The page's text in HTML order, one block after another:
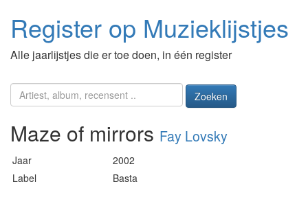
Register op Muzieklijstjes
Alle jaarlijstjes die er toe doen, in één register
Zoeken
Maze of mirrors Fay Lovsky
Jaar
2002
Label
Basta